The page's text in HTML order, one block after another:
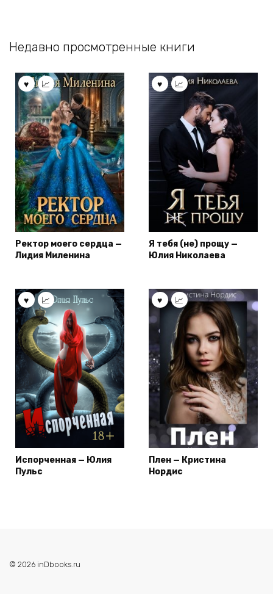
Недавно просмотренные книги
Ректор моего сердца —
Лидия Миленина
Я тебя (не) прощу —
Юлия Николаева
Испорченная — Юлия
Пульс
Плен — Кристина
Нордис
© 2026 inDbooks.ru